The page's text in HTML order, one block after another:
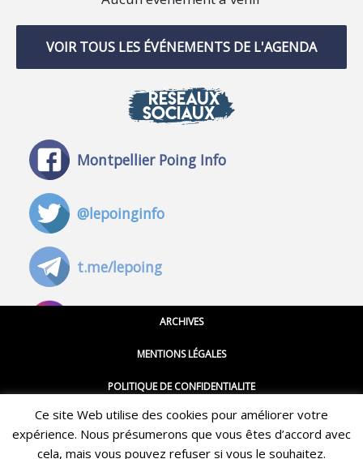
VOIR TOUS LES ÉVÉNEMENTS DE L'AGENDA
RÉSEAUX
SOCIAUX
Montpellier Poing Info
@lepoinginfo
t.me/lepoing
@montpellierpoinginfo
@LePoingMontpellier
ARCHIVES
MENTIONS LÉGALES
POLITIQUE DE CONFIDENTIALITE
CGU
CONTACT
Restez informé·e des dernières actualités du Poing !
Ce site Web utilise des cookies pour améliorer votre
expérience. Nous présumerons que vous êtes d’accord avec
cela, mais vous pouvez refuser si vous le souhaitez.